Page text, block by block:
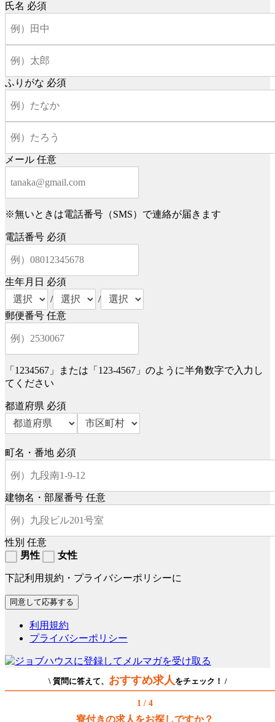
氏名 必須
ふりがな 必須
メール 任意
※無いときは電話番号（SMS）で連絡が届きます
電話番号 必須
生年月日 必須
/
/
郵便番号 任意
「1234567」または「123-4567」のように半角数字で入力し
てください
都道府県 必須
町名・番地 必須
建物名・部屋番号 任意
性別 任意
男性
女性
下記利用規約・プライバシーポリシーに
利用規約
プライバシーポリシー
\ 質問に答えて、 おすすめ求人をチェック！ /
1 / 4
寮付きの求人をお探しですか？